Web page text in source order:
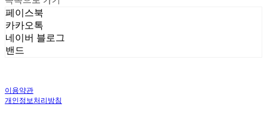
페이스북
카카오톡
네이버 블로그
밴드
이용약관
개인정보처리방침